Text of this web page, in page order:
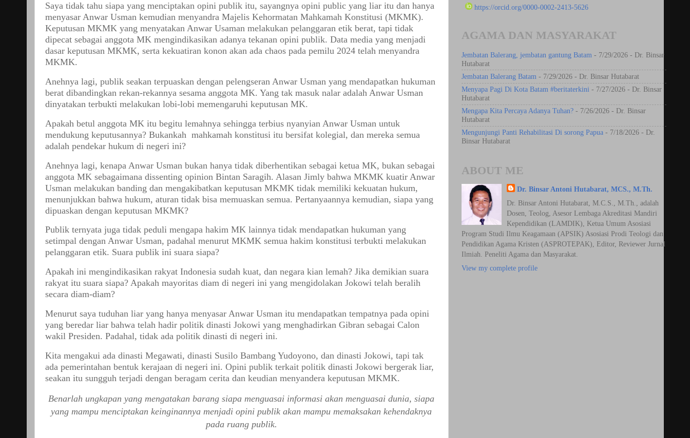
Saya tidak tahu siapa yang menciptakan opini publik itu, sayangnya opini public yang liar itu dan hanya
menyasar Anwar Usman kemudian menyandra Majelis Kehormatan Mahkamah Konstitusi (MKMK).
Keputusan MKMK yang menyatakan Anwar Usaman melakukan pelanggaran etik berat, tapi tidak
dipecat sebagai anggota MK mengindikasikan adanya tekanan opini publik. Data media yang menjadi
dasar keputusan MKMK, serta kekuatiran konon akan ada chaos pada pemilu 2024 telah menyandra
MKMK.
Anehnya lagi, publik seakan terpuaskan dengan pelengseran Anwar Usman yang mendapatkan hukuman
berat dibandingkan rekan-rekannya sesama anggota MK. Yang tak masuk nalar adalah Anwar Usman
dinyatakan terbukti melakukan lobi-lobi memengaruhi keputusan MK.
Apakah betul anggota MK itu begitu lemahnya sehingga terbius nyanyian Anwar Usman untuk
mendukung keputusannya? Bukankah mahkamah konstitusi itu bersifat kolegial, dan mereka semua
adalah pendekar hukum di negeri ini?
Anehnya lagi, kenapa Anwar Usman bukan hanya tidak diberhentikan sebagai ketua MK, bukan sebagai
anggota MK sebagaimana dissenting opinion Bintan Saragih. Alasan Jimly bahwa MKMK kuatir Anwar
Usman melakukan banding dan mengakibatkan keputusan MKMK tidak memiliki kekuatan hukum,
menunjukkan bahwa hukum, aturan tidak bisa memuaskan semua. Pertanyaannya kemudian, siapa yang
dipuaskan dengan keputusan MKMK?
Publik ternyata juga tidak peduli mengapa hakim MK lainnya tidak mendapatkan hukuman yang
setimpal dengan Anwar Usman, padahal menurut MKMK semua hakim konstitusi terbukti melakukan
pelanggaran etik. Suara publik ini suara siapa?
Apakah ini mengindikasikan rakyat Indonesia sudah kuat, dan negara kian lemah? Jika demikian suara
rakyat itu suara siapa? Apakah mayoritas diam di negeri ini yang mengidolakan Jokowi telah beralih
secara diam-diam?
Menurut saya tuduhan liar yang hanya menyasar Anwar Usman itu mendapatkan tempatnya pada opini
yang beredar liar bahwa telah hadir politik dinasti Jokowi yang menghadirkan Gibran sebagai Calon
wakil Presiden. Padahal, tidak ada politik dinasti di negeri ini.
Kita mengakui ada dinasti Megawati, dinasti Susilo Bambang Yudoyono, dan dinasti Jokowi, tapi tak
ada pemerintahan bentuk kerajaan di negeri ini. Opini publik terkait politik dinasti Jokowi bergerak liar,
seakan itu sungguh terjadi dengan beragam cerita dan keudian menyandera keputusan MKMK.
Benarlah ungkapan yang mengatakan barang siapa menguasai informasi akan menguasai dunia, siapa
yang mampu menciptakan keinginannya menjadi opini publik akan mampu memaksakan kehendaknya
pada ruang publik.
https://orcid.org/0000-0002-2413-5626
AGAMA DAN MASYARAKAT
Jembatan Balerang, jembatan gantung Batam - 7/29/2026- Dr. Binsar
Hutabarat
Jembatan Balerang Batam - 7/29/2026- Dr. Binsar Hutabarat
Menyapa Pagi Di Kota Batam #beritaterkini - 7/27/2026- Dr. Binsar
Hutabarat
Mengapa Kita Percaya Adanya Tuhan?- 7/26/2026- Dr. Binsar
Hutabarat
Mengunjungi Panti Rehabilitasi Di sorong Papua- 7/18/2026- Dr.
Binsar Hutabarat
ABOUT ME
Dr. Binsar Antoni Hutabarat, MCS., M.Th.
Dr. Binsar Antoni Hutabarat, M.C.S., M.Th., adalah
Dosen, Teolog, Asesor Lembaga Akreditasi Mandiri
Kependidikan (LAMDIK), Ketua Umum Asosiasi
Program Studi Ilmu Keagamaan (APSIK) Asosiasi Prodi Teologi dan
Pendidikan Agama Kristen (ASPROTEPAK), Editor, Reviewer Jurnal
Ilmiah. Peneliti Agama dan Masyarakat.
View my complete profile